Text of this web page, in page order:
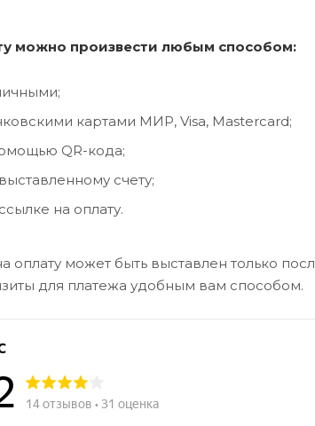
можно произвести любым способом:
картами МИР, Visa, Mastercard;
QR-кода;
счету;
на оплату.
оплату может быть выставлен только
для платежа удобным вам способом.